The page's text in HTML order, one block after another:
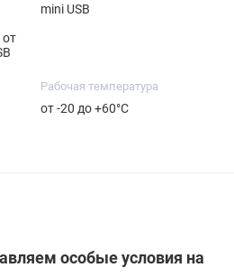
mini USB
Рабочая температура
от -20 до +60°С
особые условия на